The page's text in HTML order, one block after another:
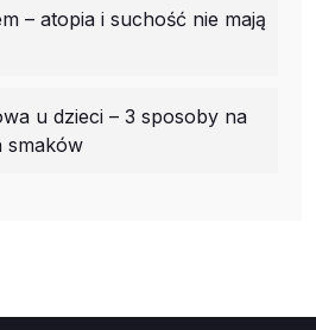
– atopia i suchość nie mają
u dzieci – 3 sposoby na
smaków